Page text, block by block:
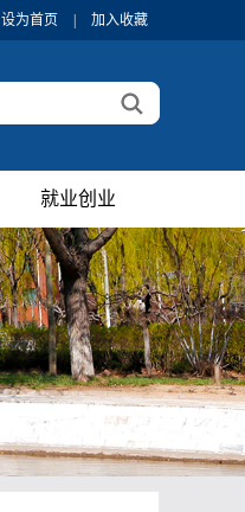
设为首页 加入收藏
就业创业